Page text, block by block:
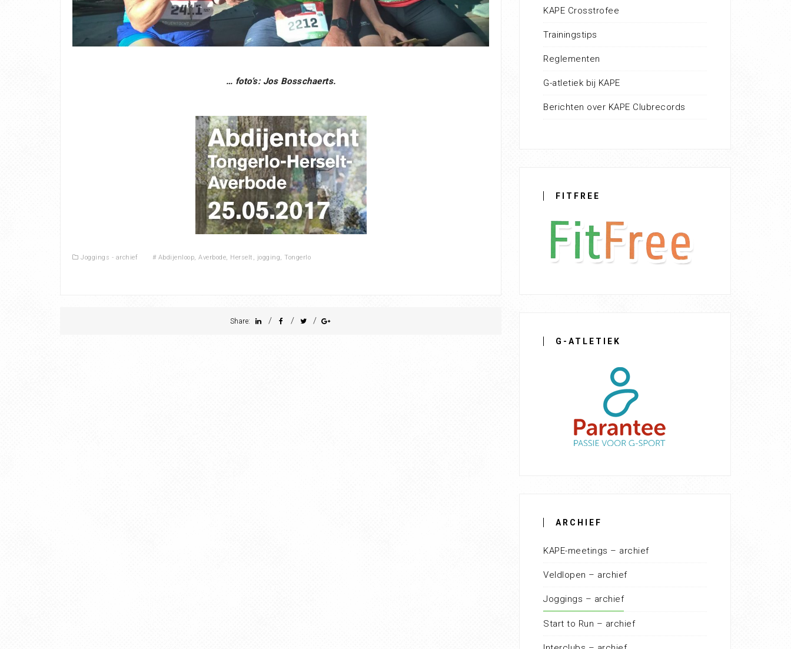
… foto’s: Jos Bosschaerts.
Joggings - archief # Abdijenloop, Averbode, Herselt , jogging, Tongerlo
Share: / / /
KAPE Crosstrofee
Trainingstips
Reglementen
G-atletiek bij KAPE
Berichten over KAPE Clubrecords
FITFREE
G-ATLETIEK
ARCHIEF
KAPE-meetings – archief
Veldlopen – archief
Joggings – archief
Start to Run – archief